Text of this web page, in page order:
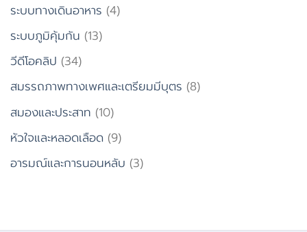
ระบบทางเดินอาหาร (4)
ระบบภูมิคุ้มกัน (13)
วีดีโอคลิป (34)
สมรรถภาพทางเพศและเตรียมมีบุตร (8)
สมองและประสาท (10)
หัวใจและหลอดเลือด (9)
อารมณ์และการนอนหลับ (3)